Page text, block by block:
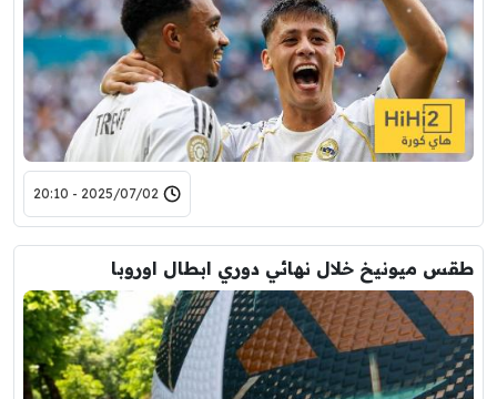
2025/07/02 - 20:10
طقس ميونيخ خلال نهائي دوري ابطال اوروبا